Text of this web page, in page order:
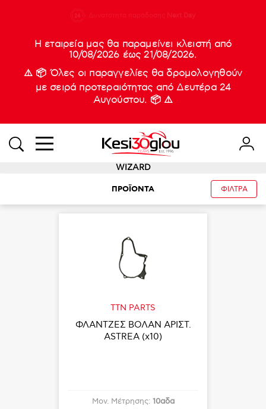
Δυνατότητα παράδοσης Next Day
Νέες
Η εταιρεία μας θα παραμείνει κλειστή από
10/08/2026 έως 21/08/2026.
⚠️ 📦 Όλες οι παραγγελίες θα δρομολογηθούν
με σειρά προτεραιότητας από Δευτέρα 24
Αυγούστου. 📦 ⚠️
WIZARD
ΠΡΟΪΟΝΤΑ ΦΙΛΤΡΑ
TTN PARTS
ΦΛΑΝΤΖΕΣ ΒΟΛΑΝ ΑΡΙΣΤ.
ASTREA (x10)
Μον. Μέτρησης: 10αδα